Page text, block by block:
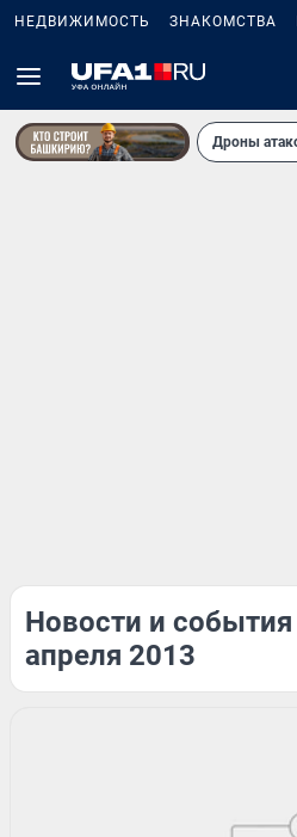
НЕДВИЖИМОСТЬ ЗНАКОМСТВА
Дроны
Новости и события
апреля 2013